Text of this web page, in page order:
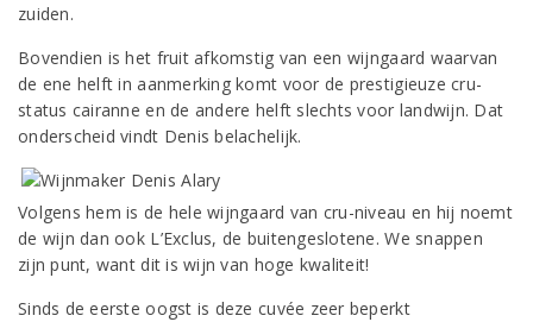
zuiden.
Bovendien is het fruit afkomstig van een wijngaard waarvan
de ene helft in aanmerking komt voor de prestigieuze cru-
status cairanne en de andere helft slechts voor landwijn. Dat
onderscheid vindt Denis belachelijk.
Volgens hem is de hele wijngaard van cru-niveau en hij noemt
de wijn dan ook L’Exclus, de buitengeslotene. We snappen
zijn punt, want dit is wijn van hoge kwaliteit!
Sinds de eerste oogst is deze cuvée zeer beperkt